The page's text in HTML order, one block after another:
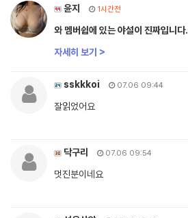
윤지 1시간전
와 멤버쉽에 있는 야설이 진짜입니
자세히 보기 >
sskkkoi 07.06 09:44
잘읽었어요
닥구리 07.06 09:54
멋진분이네요